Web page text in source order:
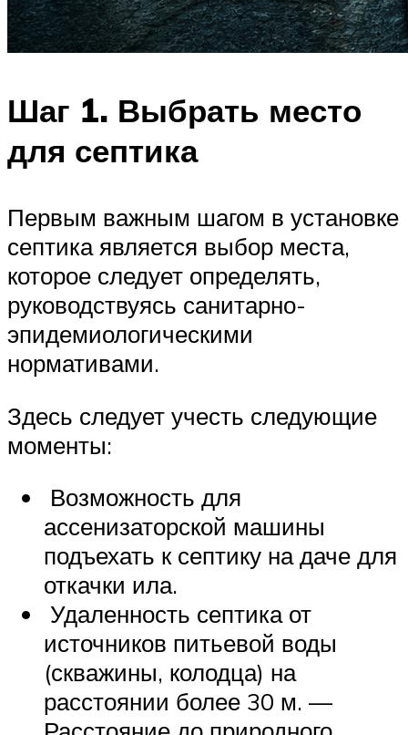
Шаг 1. Выбрать место
для септика
Первым важным шагом в установке
септика является выбор места,
которое следует определять,
руководствуясь санитарно-
эпидемиологическими
нормативами.
Здесь следует учесть следующие
моменты:
Возможность для
ассенизаторской машины
подъехать к септику на даче для
откачки ила.
Удаленность септика от
источников питьевой воды
(скважины, колодца) на
расстоянии более 30 м. —